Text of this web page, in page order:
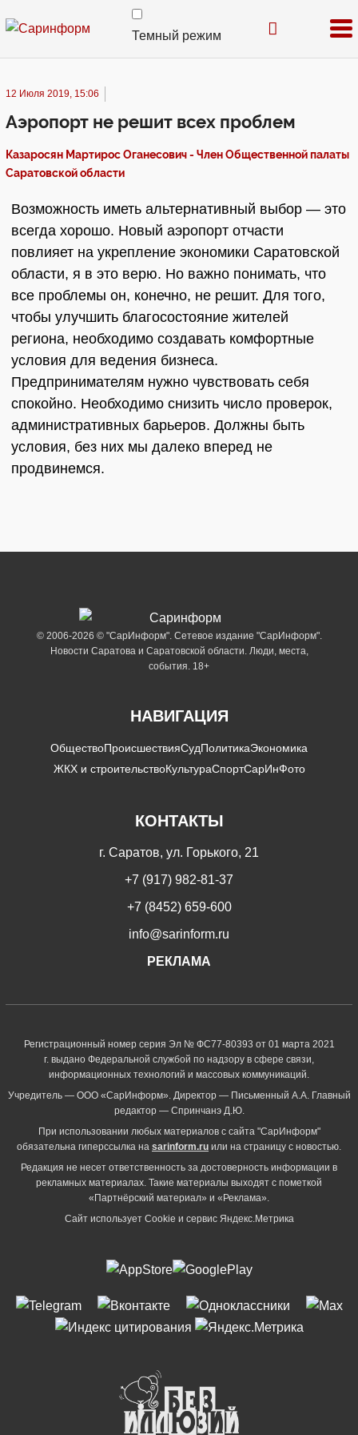
Темный режим
12 Июля 2019, 15:06
Аэропорт не решит всех проблем
Казаросян Мартирос Оганесович - Член Общественной палаты
Саратовской области
Возможность иметь альтернативный выбор — это
всегда хорошо. Новый аэропорт отчасти
повлияет на укрепление экономики Саратовской
области, я в это верю. Но важно понимать, что
все проблемы он, конечно, не решит. Для того,
чтобы улучшить благосостояние жителей
региона, необходимо создавать комфортные
условия для ведения бизнеса.
Предпринимателям нужно чувствовать себя
спокойно. Необходимо снизить число проверок,
административных барьеров. Должны быть
условия, без них мы далеко вперед не
продвинемся.
© 2006-2026 © "СарИнформ". Сетевое издание "СарИнформ".
Новости Саратова и Саратовской области. Люди, места,
события. 18+
НАВИГАЦИЯ
ОбществоПроисшествияСудПолитикаЭкономика
ЖКХ и строительствоКультураСпортСарИнФото
КОНТАКТЫ
г. Саратов, ул. Горького, 21
+7 (917) 982-81-37
+7 (8452) 659-600
info@sarinform.ru
РЕКЛАМА
Регистрационный номер серия Эл № ФС77-80393 от 01 марта 2021
г. выдано Федеральной службой по надзору в сфере связи,
информационных технологий и массовых коммуникаций.
Учредитель — ООО «СарИнформ». Директор — Письменный А.А. Главный
редактор — Спринчанэ Д.Ю.
При использовании любых материалов с сайта "СарИнформ"
обязательна гиперссылка на sarinform.ru или на страницу с новостью.
Редакция не несет ответственность за достоверность информации в
рекламных материалах. Такие материалы выходят с пометкой
«Партнёрский материал» и «Реклама».
Сайт использует Cookie и сервиc Яндекс.Метрика